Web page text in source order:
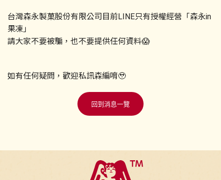
台灣森永製菓股份有限公司目前LINE只有授權經營「森永in
果凍」
請大家不要被騙，也不要提供任何資料😱
如有任何疑問，歡迎私訊森編唷🥹
回到消息一覽